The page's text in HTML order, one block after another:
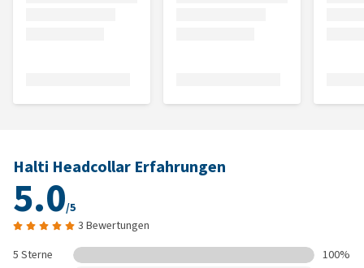
Halti Headcollar Erfahrungen
5.0/5
3 Bewertungen
5 Sterne
100%